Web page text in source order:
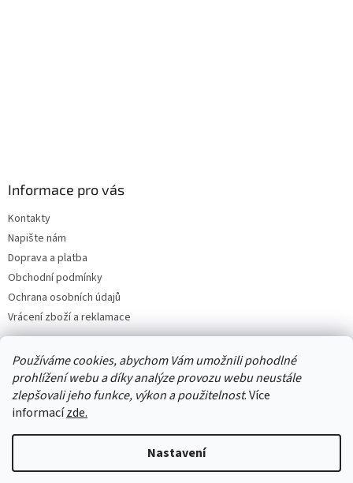
Používáme cookies, abychom Vám umožnili pohodlné
prohlížení webu a díky analýze provozu webu neustále
zlepšovali jeho funkce, výkon a použitelnost. Více
informacízde.
Nastavení
Informace pro vás
Kontakty
Napište nám
Doprava a platba
Obchodní podmínky
Ochrana osobních údajů
Vrácení zboží a reklamace
Vytvořil Shoptet